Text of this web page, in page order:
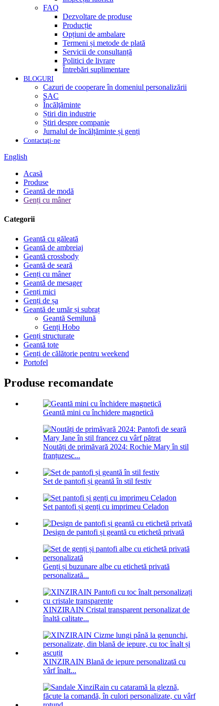
FAQ
Dezvoltare de produse
Producție
Opțiuni de ambalare
Termeni și metode de plată
Servicii de consultanță
Politici de livrare
Întrebări suplimentare
BLOGURI
Cazuri de cooperare în domeniul personalizării
SAC
Încălţăminte
Știri din industrie
Știri despre companie
Jurnalul de încălțăminte și genți
Contactaţi-ne
English
Acasă
Produse
Geantă de modă
Genți cu mâner
Categorii
Geantă cu găleată
Geantă de ambreiaj
Geantă crossbody
Geantă de seară
Genți cu mâner
Geantă de mesager
Genți mici
Genți de șa
Geantă de umăr și subraț
Geantă Semilună
Genți Hobo
Genți structurate
Geantă tote
Genți de călătorie pentru weekend
Portofel
Produse recomandate
Geantă mini cu închidere magnetică
Noutăți de primăvară 2024: Rochie Mary în stil
franțuzesc...
Set de pantofi și geantă în stil festiv
Set pantofi și genți cu imprimeu Celadon
Design de pantofi și geantă cu etichetă privată
Genți și buzunare albe cu etichetă privată
personalizată...
XINZIRAIN Cristal transparent personalizat de
înaltă calitate...
XINZIRAIN Blană de iepure personalizată cu
vârf înalt...